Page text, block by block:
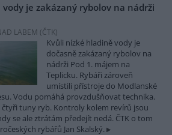
je zakázaný rybolov na nádrži
LABEM (ČTK)
Kvůli nízké hladině vody je
dočasně zakázaný rybolov na
nádrži Pod 1. májem na
Teplicku. Rybáři zároveň
umístili přístroje do Modlanské
Vodu pomáhá provzdušňovat technika.
tuny ryb. Kontroly kolem revírů jsou
se ale ztrátám předejít nedá. ČTK o tom
rybářů Jan Skalský.